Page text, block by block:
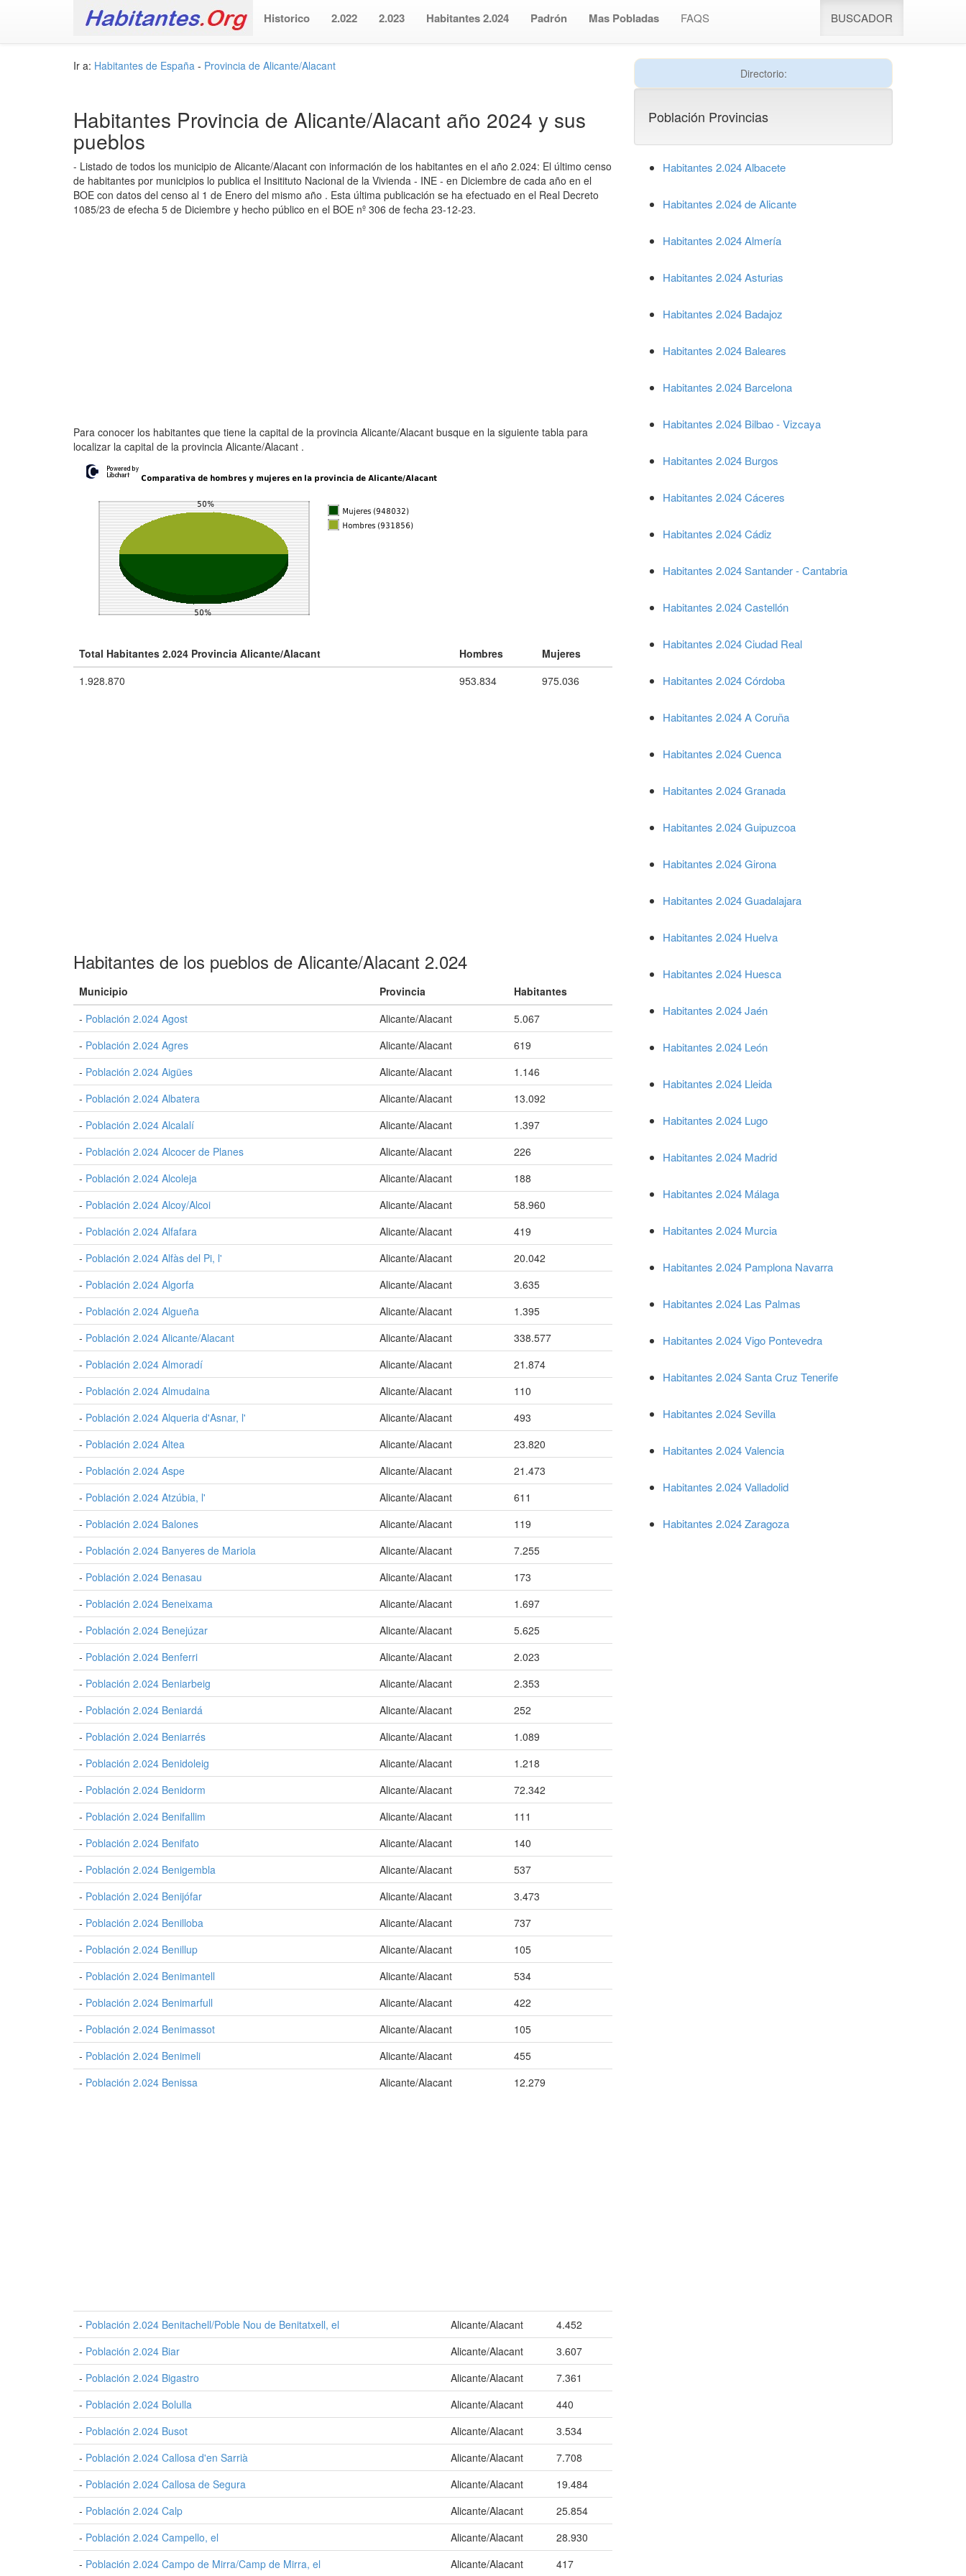
Historico 2.022 2.023 Habitantes 2.024 Padrón Mas Pobladas FAQS BUSCADOR
Ir a: Habitantes de España - Provincia de Alicante/Alacant
Habitantes Provincia de Alicante/Alacant año 2024 y sus
pueblos
- Listado de todos los municipio de Alicante/Alacant con información de los habitantes en el año 2.024: El último censo
de habitantes por municipios lo publica el Insitituto Nacional de la Vivienda - INE - en Diciembre de cada año en el
BOE con datos del censo al 1 de Enero del mismo año . Esta última publicación se ha efectuado en el Real Decreto
1085/23 de efecha 5 de Diciembre y hecho público en el BOE nº 306 de fecha 23-12-23.
Para conocer los habitantes que tiene la capital de la provincia Alicante/Alacant busque en la siguiente tabla para
localizar la capital de la provincia Alicante/Alacant .
Total Habitantes 2.024 Provincia Alicante/Alacant Hombres
Mujeres
1.928.870
953.834 975.036
Habitantes de los pueblos de Alicante/Alacant 2.024
Municipio Provincia
Habitantes
- Población 2.024 Agost Alicante/Alacant
5.067
- Población 2.024 Agres Alicante/Alacant
619
- Población 2.024 Aigües Alicante/Alacant
1.146
- Población 2.024 Albatera Alicante/Alacant
13.092
- Población 2.024 Alcalalí Alicante/Alacant
1.397
- Población 2.024 Alcocer de Planes Alicante/Alacant
226
- Población 2.024 Alcoleja Alicante/Alacant
188
- Población 2.024 Alcoy/Alcoi Alicante/Alacant
58.960
- Población 2.024 Alfafara Alicante/Alacant
419
- Población 2.024 Alfàs del Pi, l' Alicante/Alacant
20.042
- Población 2.024 Algorfa Alicante/Alacant
3.635
- Población 2.024 Algueña Alicante/Alacant
1.395
- Población 2.024 Alicante/Alacant Alicante/Alacant
338.577
- Población 2.024 Almoradí Alicante/Alacant
21.874
- Población 2.024 Almudaina Alicante/Alacant
110
- Población 2.024 Alqueria d'Asnar, l' Alicante/Alacant
493
- Población 2.024 Altea Alicante/Alacant
23.820
- Población 2.024 Aspe Alicante/Alacant
21.473
- Población 2.024 Atzúbia, l' Alicante/Alacant
611
- Población 2.024 Balones Alicante/Alacant
119
- Población 2.024 Banyeres de Mariola Alicante/Alacant
7.255
- Población 2.024 Benasau Alicante/Alacant
173
- Población 2.024 Beneixama Alicante/Alacant
1.697
- Población 2.024 Benejúzar Alicante/Alacant
5.625
- Población 2.024 Benferri Alicante/Alacant
2.023
- Población 2.024 Beniarbeig Alicante/Alacant
2.353
- Población 2.024 Beniardá Alicante/Alacant
252
- Población 2.024 Beniarrés Alicante/Alacant
1.089
- Población 2.024 Benidoleig Alicante/Alacant
1.218
- Población 2.024 Benidorm Alicante/Alacant
72.342
- Población 2.024 Benifallim Alicante/Alacant
111
- Población 2.024 Benifato Alicante/Alacant
140
- Población 2.024 Benigembla Alicante/Alacant
537
- Población 2.024 Benijófar Alicante/Alacant
3.473
- Población 2.024 Benilloba Alicante/Alacant
737
- Población 2.024 Benillup Alicante/Alacant
105
- Población 2.024 Benimantell Alicante/Alacant
534
- Población 2.024 Benimarfull Alicante/Alacant
422
- Población 2.024 Benimassot Alicante/Alacant
105
- Población 2.024 Benimeli Alicante/Alacant
455
- Población 2.024 Benissa Alicante/Alacant 12.279
- Población 2.024 Benitachell/Poble Nou de Benitatxell, el Alicante/Alacant
4.452
- Población 2.024 Biar Alicante/Alacant
3.607
- Población 2.024 Bigastro Alicante/Alacant
7.361
- Población 2.024 Bolulla Alicante/Alacant
440
- Población 2.024 Busot Alicante/Alacant
3.534
- Población 2.024 Callosa d'en Sarrià Alicante/Alacant
7.708
- Población 2.024 Callosa de Segura Alicante/Alacant
19.484
- Población 2.024 Calp Alicante/Alacant
25.854
- Población 2.024 Campello, el Alicante/Alacant
28.930
- Población 2.024 Campo de Mirra/Camp de Mirra, el Alicante/Alacant 417
Directorio:
Población Provincias
Habitantes 2.024 Albacete
Habitantes 2.024 de Alicante
Habitantes 2.024 Almería
Habitantes 2.024 Asturias
Habitantes 2.024 Badajoz
Habitantes 2.024 Baleares
Habitantes 2.024 Barcelona
Habitantes 2.024 Bilbao - Vizcaya
Habitantes 2.024 Burgos
Habitantes 2.024 Cáceres
Habitantes 2.024 Cádiz
Habitantes 2.024 Santander - Cantabria
Habitantes 2.024 Castellón
Habitantes 2.024 Ciudad Real
Habitantes 2.024 Córdoba
Habitantes 2.024 A Coruña
Habitantes 2.024 Cuenca
Habitantes 2.024 Granada
Habitantes 2.024 Guipuzcoa
Habitantes 2.024 Girona
Habitantes 2.024 Guadalajara
Habitantes 2.024 Huelva
Habitantes 2.024 Huesca
Habitantes 2.024 Jaén
Habitantes 2.024 León
Habitantes 2.024 Lleida
Habitantes 2.024 Lugo
Habitantes 2.024 Madrid
Habitantes 2.024 Málaga
Habitantes 2.024 Murcia
Habitantes 2.024 Pamplona Navarra
Habitantes 2.024 Las Palmas
Habitantes 2.024 Vigo Pontevedra
Habitantes 2.024 Santa Cruz Tenerife
Habitantes 2.024 Sevilla
Habitantes 2.024 Valencia
Habitantes 2.024 Valladolid
Habitantes 2.024 Zaragoza